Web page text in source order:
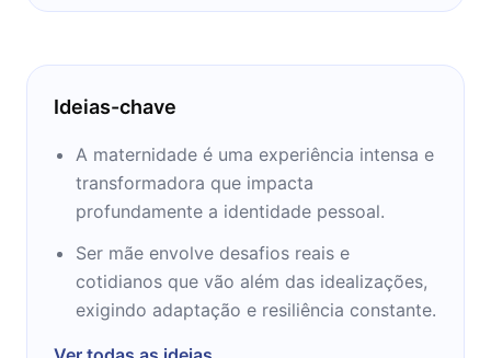
Ideias-chave
A maternidade é uma experiência intensa e
transformadora que impacta
profundamente a identidade pessoal.
Ser mãe envolve desafios reais e
cotidianos que vão além das idealizações,
exigindo adaptação e resiliência constante.